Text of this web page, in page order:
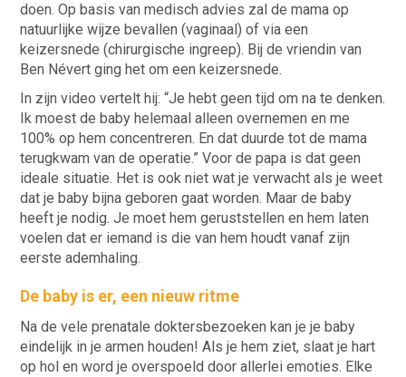
doen. Op basis van medisch advies zal de mama op
natuurlijke wijze bevallen (vaginaal) of via een
keizersnede (chirurgische ingreep). Bij de vriendin van
Ben Névert ging het om een keizersnede.
In zijn video vertelt hij: “Je hebt geen tijd om na te denken.
Ik moest de baby helemaal alleen overnemen en me
100% op hem concentreren. En dat duurde tot de mama
terugkwam van de operatie.” Voor de papa is dat geen
ideale situatie. Het is ook niet wat je verwacht als je weet
dat je baby bijna geboren gaat worden. Maar de baby
heeft je nodig. Je moet hem geruststellen en hem laten
voelen dat er iemand is die van hem houdt vanaf zijn
eerste ademhaling.
De baby is er, een nieuw ritme
Na de vele prenatale doktersbezoeken kan je je baby
eindelijk in je armen houden! Als je hem ziet, slaat je hart
op hol en word je overspoeld door allerlei emoties. Elke